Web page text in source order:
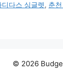
디다스 싱글렛, 춘
© 2026